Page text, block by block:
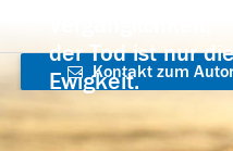
der Tod ist nur
Ewigkeit.
Kontakt zum
aufnehmen